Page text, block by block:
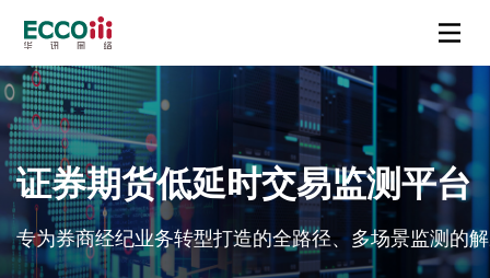
证券期货低延时交易监测平台
专为券商经纪业务转型打造的全路径、多场景监测的